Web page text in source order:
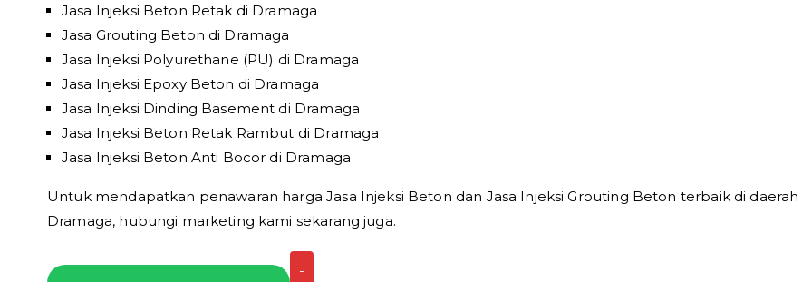
Jasa Injeksi Beton Retak di Dramaga
Jasa Grouting Beton di Dramaga
Jasa Injeksi Polyurethane (PU) di Dramaga
Jasa Injeksi Epoxy Beton di Dramaga
Jasa Injeksi Dinding Basement di Dramaga
Jasa Injeksi Beton Retak Rambut di Dramaga
Jasa Injeksi Beton Anti Bocor di Dramaga
Untuk mendapatkan penawaran harga Jasa Injeksi Beton dan Jasa Injeksi Grouting Beton terbaik di daerah
Dramaga, hubungi marketing kami sekarang juga.
-